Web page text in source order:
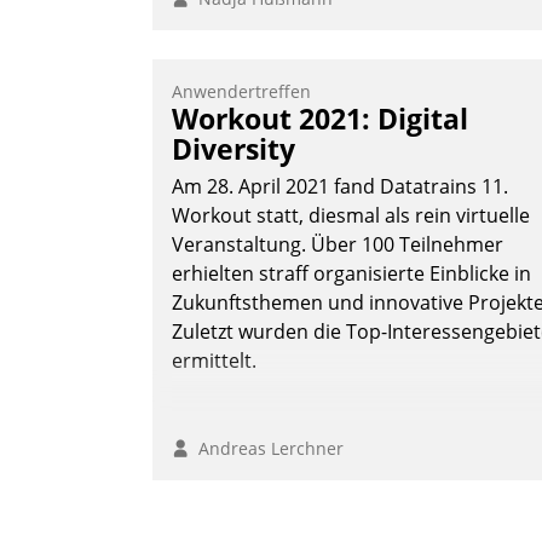
Anwendertreffen
Workout 2021: Digital
Diversity
Am 28. April 2021 fand Datatrains 11.
Workout statt, diesmal als rein virtuelle
Veranstaltung. Über 100 Teilnehmer
erhielten straff organisierte Einblicke in
Zukunftsthemen und innovative
Zuletzt wurden die Top-
ermittelt.
Andreas Lerchner